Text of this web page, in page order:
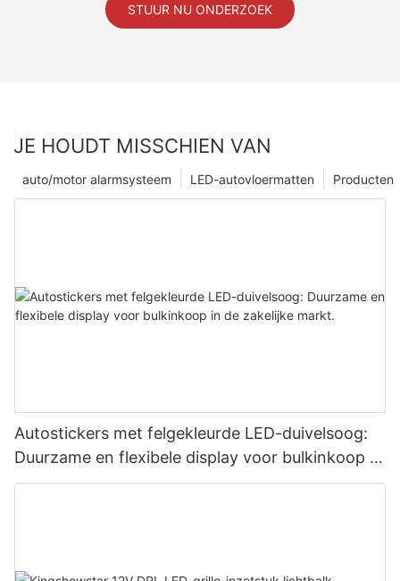
STUUR NU ONDERZOEK
JE HOUDT MISSCHIEN VAN
Producten
LED-autovloermatten
auto/motor alarmsysteem
Autostickers met felgekleurde LED-duivelsoog:
Duurzame en flexibele display voor bulkinkoop in
de zakelijke markt.